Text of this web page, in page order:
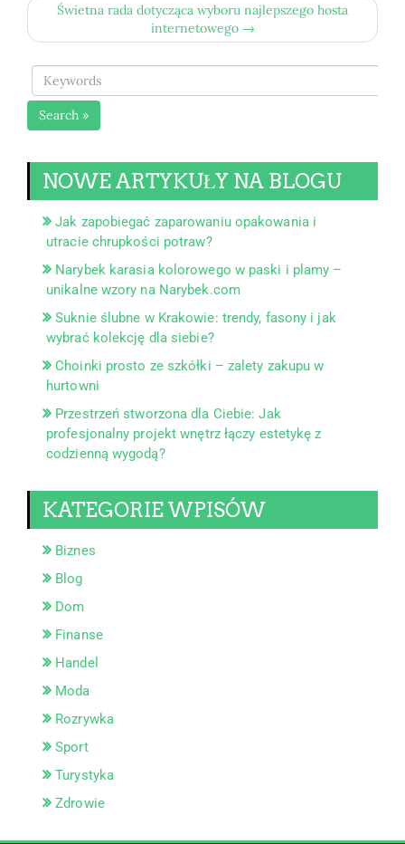
Świetna rada dotycząca wyboru najlepszego hosta
internetowego →
Search »
NOWE ARTYKUŁY NA BLOGU
Jak zapobiegać zaparowaniu opakowania i
utracie chrupkości potraw?
Narybek karasia kolorowego w paski i plamy –
unikalne wzory na Narybek.com
Suknie ślubne w Krakowie: trendy, fasony i jak
wybrać kolekcję dla siebie?
Choinki prosto ze szkółki – zalety zakupu w
hurtowni
Przestrzeń stworzona dla Ciebie: Jak
profesjonalny projekt wnętrz łączy estetykę z
codzienną wygodą?
KATEGORIE WPISÓW
Biznes
Blog
Dom
Finanse
Handel
Moda
Rozrywka
Sport
Turystyka
Zdrowie